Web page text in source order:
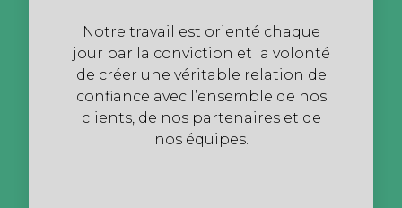
Notre travail est orienté chaque
jour par la conviction et la volonté
de créer une véritable relation de
confiance avec l’ensemble de nos
clients, de nos partenaires et de
nos équipes.